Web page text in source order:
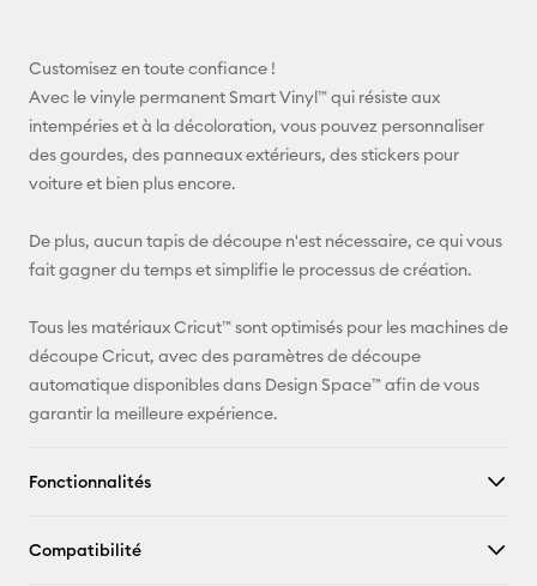
Pinterest
Customisez en toute confiance !
Avec le vinyle permanent Smart Vinyl™ qui résiste aux
intempéries et à la décoloration, vous pouvez personnaliser
des gourdes, des panneaux extérieurs, des stickers pour
voiture et bien plus encore.
De plus, aucun tapis de découpe n'est nécessaire, ce qui vous
fait gagner du temps et simplifie le processus de création.
Tous les matériaux Cricut™ sont optimisés pour les machines de
découpe Cricut, avec des paramètres de découpe
automatique disponibles dans Design Space™ afin de vous
garantir la meilleure expérience.
Fonctionnalités
Compatibilité